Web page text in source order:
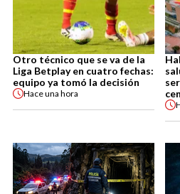
Otro técnico que se va de la
Liga Betplay en cuatro fechas:
equipo ya tomó la decisión
Haceuna hora